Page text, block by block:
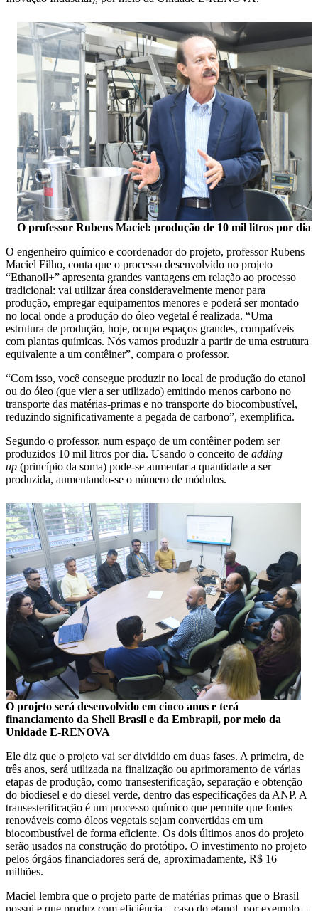
O professor Rubens Maciel: produção de 10 mil litros por dia
O engenheiro químico e coordenador do projeto, professor Rubens
Maciel Filho, conta que o processo desenvolvido no projeto
“Ethanoil+” apresenta grandes vantagens em relação ao processo
tradicional: vai utilizar área consideravelmente menor para
produção, empregar equipamentos menores e poderá ser montado
no local onde a produção do óleo vegetal é realizada. “Uma
estrutura de produção, hoje, ocupa espaços grandes, compatíveis
com plantas químicas. Nós vamos produzir a partir de uma estrutura
equivalente a um contêiner”, compara o professor.
“Com isso, você consegue produzir no local de produção do etanol
ou do óleo (que vier a ser utilizado) emitindo menos carbono no
transporte das matérias-primas e no transporte do biocombustível,
reduzindo significativamente a pegada de carbono”, exemplifica.
Segundo o professor, num espaço de um contêiner podem ser
produzidos 10 mil litros por dia. Usando o conceito de adding
up (princípio da soma) pode-se aumentar a quantidade a ser
produzida, aumentando-se o número de módulos.
O projeto será desenvolvido em cinco anos e terá
financiamento da Shell Brasil e da Embrapii, por meio da
Unidade E-RENOVA
Ele diz que o projeto vai ser dividido em duas fases. A primeira, de
três anos, será utilizada na finalização ou aprimoramento de várias
etapas de produção, como transesterificação, separação e obtenção
do biodiesel e do diesel verde, dentro das especificações da ANP. A
transesterificação é um processo químico que permite que fontes
renováveis como óleos vegetais sejam convertidas em um
biocombustível de forma eficiente. Os dois últimos anos do projeto
serão usados na construção do protótipo. O investimento no projeto
pelos órgãos financiadores será de, aproximadamente, R$ 16
milhões.
Maciel lembra que o projeto parte de matérias primas que o Brasil
possui e que produz com eficiência – caso do etanol, por exemplo –